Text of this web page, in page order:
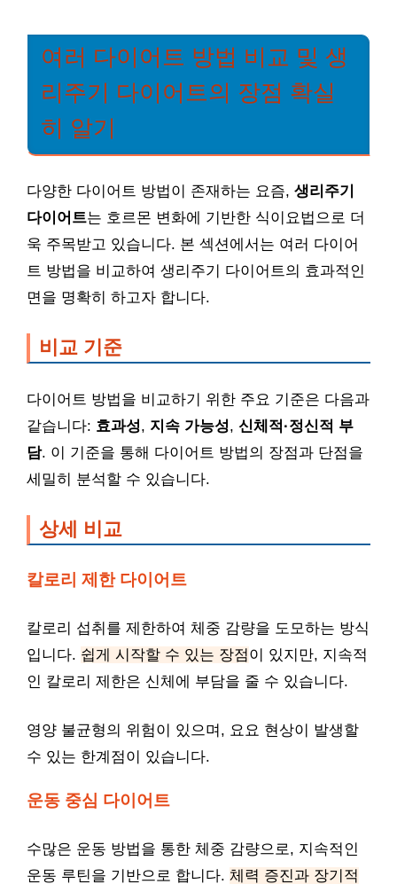
여러 다이어트 방법 비교 및 생
리주기 다이어트의 장점 확실
히 알기
다양한 다이어트 방법이 존재하는 요즘, 생리주기
다이어트는 호르몬 변화에 기반한 식이요법으로 더
욱 주목받고 있습니다. 본 섹션에서는 여러 다이어
트 방법을 비교하여 생리주기 다이어트의 효과적인
면을 명확히 하고자 합니다.
비교 기준
다이어트 방법을 비교하기 위한 주요 기준은 다음과
같습니다: 효과성, 지속 가능성, 신체적·정신적 부
담. 이 기준을 통해 다이어트 방법의 장점과 단점을
세밀히 분석할 수 있습니다.
상세 비교
칼로리 제한 다이어트
칼로리 섭취를 제한하여 체중 감량을 도모하는 방식
입니다. 쉽게 시작할 수 있는 장점이 있지만, 지속적
인 칼로리 제한은 신체에 부담을 줄 수 있습니다.
영양 불균형의 위험이 있으며, 요요 현상이 발생할
수 있는 한계점이 있습니다.
운동 중심 다이어트
수많은 운동 방법을 통한 체중 감량으로, 지속적인
운동 루틴을 기반으로 합니다. 체력 증진과 장기적